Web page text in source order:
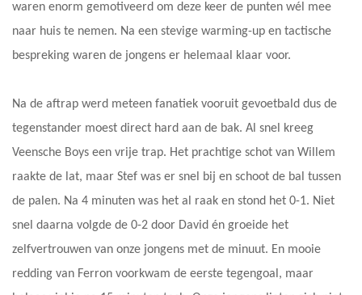
waren enorm gemotiveerd om deze keer de punten wél mee
naar huis te nemen. Na een stevige warming-up en tactische
bespreking waren de jongens er helemaal klaar voor.
Na de aftrap werd meteen fanatiek vooruit gevoetbald dus de
tegenstander moest direct hard aan de bak. Al snel kreeg
Veensche Boys een vrije trap. Het prachtige schot van Willem
raakte de lat, maar Stef was er snel bij en schoot de bal tussen
de palen. Na 4 minuten was het al raak en stond het 0-1. Niet
snel daarna volgde de 0-2 door David én groeide het
zelfvertrouwen van onze jongens met de minuut. En mooie
redding van Ferron voorkwam de eerste tegengoal, maar